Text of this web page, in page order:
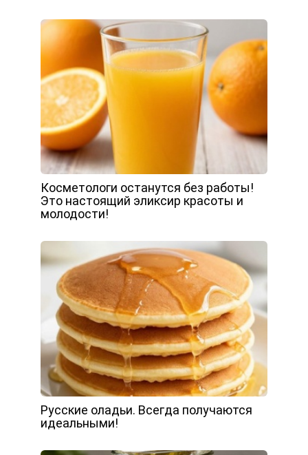
Косметологи останутся без работы!
Это настоящий эликсир красоты и
молодости!
Русские оладьи. Всегда получаются
идеальными!